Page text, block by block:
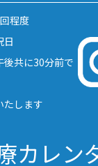
程度
後共に30分前で
たします
カレン